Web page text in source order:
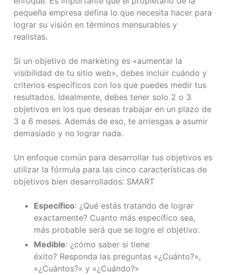
pequeña empresa defina lo que necesita hacer para
lograr su visión en términos mensurables y
realistas.
Si un objetivo de marketing es «aumentar la
visibilidad de tu sitio web», debes incluir cuándo y
criterios específicos con los que puedes medir tus
resultados. Idealmente, debes tener solo 2 o 3
objetivos en los que deseas trabajar en un plazo de
3 a 6 meses. Además de eso, te arriesgas a asumir
demasiado y no lograr nada.
Un enfoque común para desarrollar tus objetivos es
utilizar la fórmula para las cinco características de
objetivos bien desarrollados: SMART
Específico: ¿Qué estás tratando de lograr
exactamente? Cuanto más específico sea,
más probable será que se logre el objetivo.
Medible: ¿cómo saber si tiene
éxito? Responda las preguntas «¿Cuánto?»,
«¿Cuántos?» y «¿Cuándo?»